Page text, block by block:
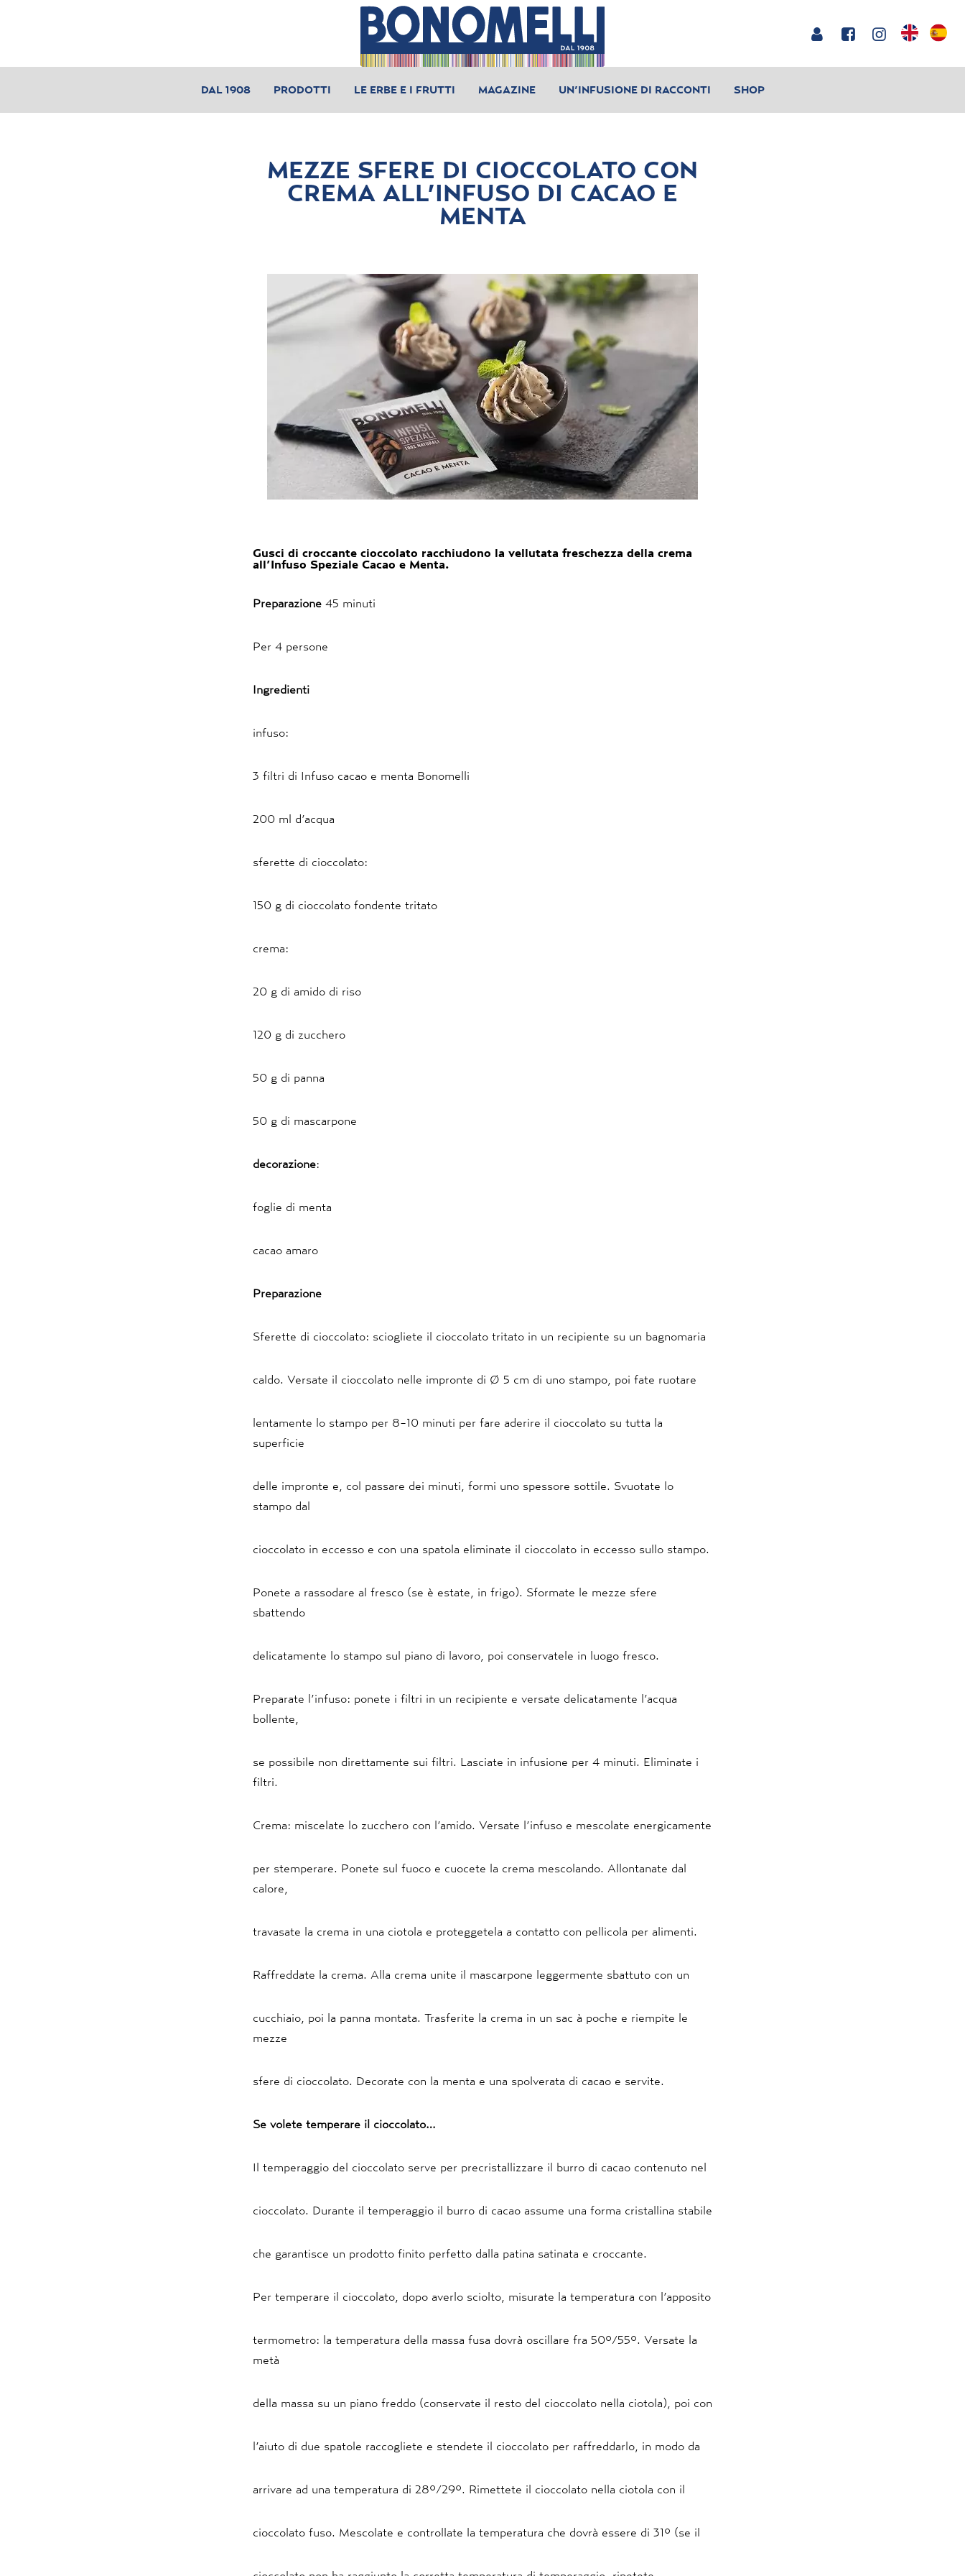
DAL 1908 PRODOTTI LE ERBE E I FRUTTI MAGAZINE UN’INFUSIONE DI RACCONTI SHOP
MEZZE SFERE DI CIOCCOLATO CON
CREMA ALL’INFUSO DI CACAO E
MENTA
Gusci di croccante cioccolato racchiudono la vellutata freschezza della crema
all’Infuso Speziale Cacao e Menta.
Preparazione 45 minuti
Per 4 persone
Ingredienti
infuso:
3 filtri di Infuso cacao e menta Bonomelli
200 ml d’acqua
sferette di cioccolato:
150 g di cioccolato fondente tritato
crema:
20 g di amido di riso
120 g di zucchero
50 g di panna
50 g di mascarpone
decorazione:
foglie di menta
cacao amaro
Preparazione
Sferette di cioccolato: sciogliete il cioccolato tritato in un recipiente su un bagnomaria
caldo. Versate il cioccolato nelle impronte di Ø 5 cm di uno stampo, poi fate ruotare
lentamente lo stampo per 8-10 minuti per fare aderire il cioccolato su tutta la
superficie
delle impronte e, col passare dei minuti, formi uno spessore sottile. Svuotate lo
stampo dal
cioccolato in eccesso e con una spatola eliminate il cioccolato in eccesso sullo stampo.
Ponete a rassodare al fresco (se è estate, in frigo). Sformate le mezze sfere
sbattendo
delicatamente lo stampo sul piano di lavoro, poi conservatele in luogo fresco.
Preparate l’infuso: ponete i filtri in un recipiente e versate delicatamente l’acqua
bollente,
se possibile non direttamente sui filtri. Lasciate in infusione per 4 minuti. Eliminate i
filtri.
Crema: miscelate lo zucchero con l’amido. Versate l’infuso e mescolate energicamente
per stemperare. Ponete sul fuoco e cuocete la crema mescolando. Allontanate dal
calore,
travasate la crema in una ciotola e proteggetela a contatto con pellicola per alimenti.
Raffreddate la crema. Alla crema unite il mascarpone leggermente sbattuto con un
cucchiaio, poi la panna montata. Trasferite la crema in un sac à poche e riempite le
mezze
sfere di cioccolato. Decorate con la menta e una spolverata di cacao e servite.
Se volete temperare il cioccolato…
Il temperaggio del cioccolato serve per precristallizzare il burro di cacao contenuto nel
cioccolato. Durante il temperaggio il burro di cacao assume una forma cristallina stabile
che garantisce un prodotto finito perfetto dalla patina satinata e croccante.
Per temperare il cioccolato, dopo averlo sciolto, misurate la temperatura con l’apposito
termometro: la temperatura della massa fusa dovrà oscillare fra 50°/55°. Versate la
metà
della massa su un piano freddo (conservate il resto del cioccolato nella ciotola), poi con
l’aiuto di due spatole raccogliete e stendete il cioccolato per raffreddarlo, in modo da
arrivare ad una temperatura di 28°/29°. Rimettete il cioccolato nella ciotola con il
cioccolato fuso. Mescolate e controllate la temperatura che dovrà essere di 31° (se il